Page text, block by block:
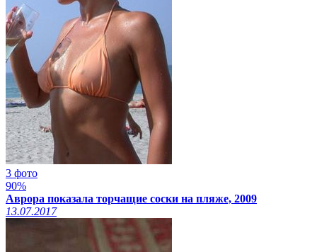
3 фото
90%
Аврора показала торчащие соски на пляже, 2009
13.07.2017